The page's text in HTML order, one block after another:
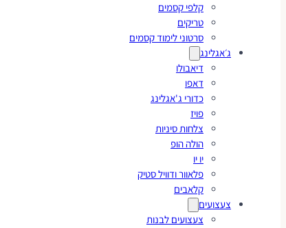
קלפי קסמים
טריקים
סרטוני לימוד קסמים
ג׳אגלינג
דיאבולו
דאפו
כדורי ג'אגלינג
פויז
צלחות סיניות
הולה הופ
יו יו
פלאוור ודוויל סטיק
קלאבים
צעצועים
צעצועים לבנות